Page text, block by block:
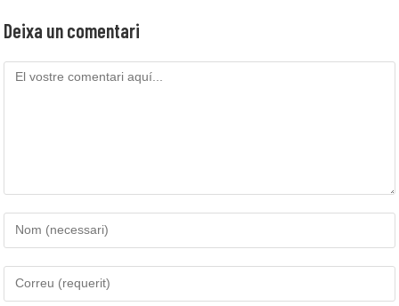
Deixa un comentari
Comenta
Introduïu
el
vostre
nom
Introduïu
la